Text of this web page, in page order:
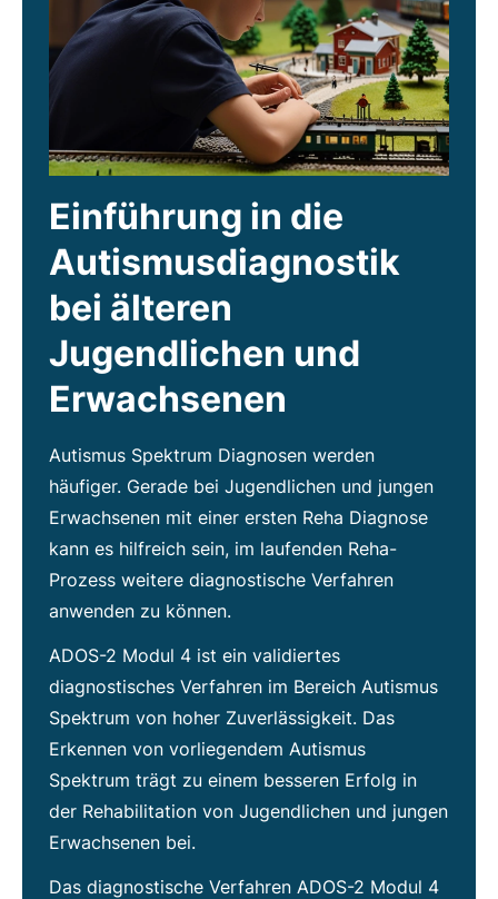
Einführung in die
Autismusdiagnostik
bei älteren
Jugendlichen und
Erwachsenen
Autismus Spektrum Diagnosen werden
häufiger. Gerade bei Jugendlichen und jungen
Erwachsenen mit einer ersten Reha Diagnose
kann es hilfreich sein, im laufenden Reha-
Prozess weitere diagnostische Verfahren
anwenden zu können.
ADOS-2 Modul 4 ist ein validiertes
diagnostisches Verfahren im Bereich Autismus
Spektrum von hoher Zuverlässigkeit. Das
Erkennen von vorliegendem Autismus
Spektrum trägt zu einem besseren Erfolg in
der Rehabilitation von Jugendlichen und jungen
Erwachsenen bei.
Das diagnostische Verfahren ADOS-2 Modul 4